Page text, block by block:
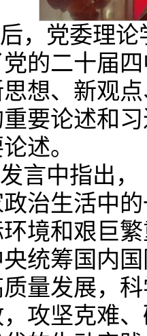
，党委理
的二十届
想、新观
要论述和
述。
言中指出
治生活中
境和艰巨
统筹国内
量发展，
攻坚克难